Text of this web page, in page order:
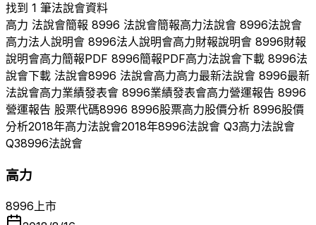
找到 1 筆法說會資料
高力 法說會簡報 8996 法說會簡報高力法說會 8996法說會
高力法人說明會 8996法人說明會高力財報說明會 8996財報
說明會高力簡報PDF 8996簡報PDF高力法說會下載 8996法
說會下載 法說會8996 法說會高力高力最新法說會 8996最新
法說會高力業績發表會 8996業績發表會高力營運報告 8996
營運報告 股票代碼8996 8996股票高力股價分析 8996股價
分析2018年高力法說會2018年8996法說會 Q3高力法說會
Q38996法說會
高力
8996 上市